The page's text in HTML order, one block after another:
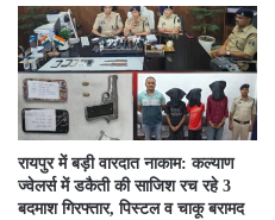
रायपुर में बड़ी वारदात नाकाम: कल्याण
ज्वेलर्स में डकैती की साजिश रच रहे 3
बदमाश गिरफ्तार, पिस्टल व चाकू बरामद